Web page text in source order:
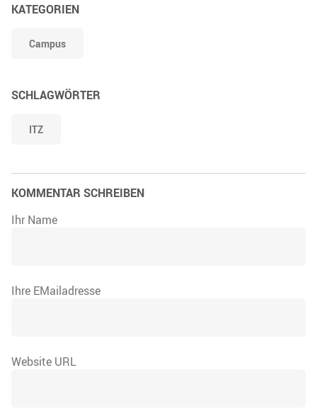
KATEGORIEN
Campus
SCHLAGWÖRTER
ITZ
KOMMENTAR SCHREIBEN
Ihr Name
Ihre EMailadresse
Website URL